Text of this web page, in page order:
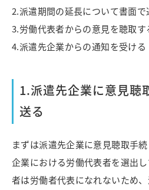
2.派遣期間の延長について書面で
3.労働代表者からの意見を聴取す
4.派遣先企業からの通知を受ける
1.派遣先企業に意見聴
送る
まずは派遣先企業に意見聴取手
企業における労働代表者を選出
者は労働者代表になれないため